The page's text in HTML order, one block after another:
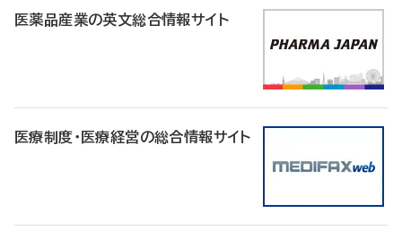
医薬品産業の英文総合情報サイト
医療制度・医療経営の総合情報サイト